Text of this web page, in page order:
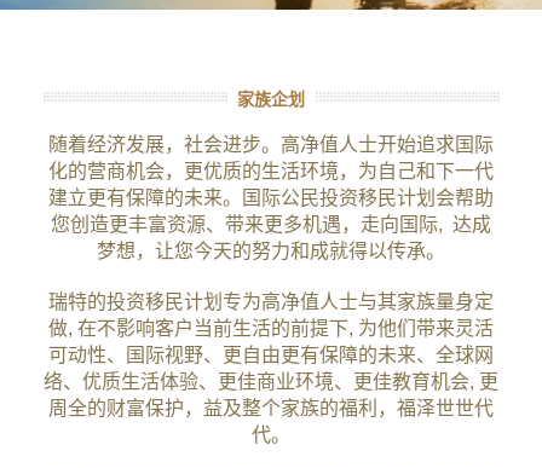
家族企划
随着经济发展，社会进步。高净值人士开始追求国际
化的营商机会，更优质的生活环境，为自己和下一代
建立更有保障的未来。国际公民投资移民计划会帮助
您创造更丰富资源、带来更多机遇，走向国际, 达成
梦想，让您今天的努力和成就得以传承。
瑞特的投资移民计划专为高净值人士与其家族量身定
做, 在不影响客户当前生活的前提下, 为他们带来灵活
可动性、国际视野、更自由更有保障的未来、全球网
络、优质生活体验、更佳商业环境、更佳教育机会, 更
周全的财富保护，益及整个家族的福利，福泽世世代
代。